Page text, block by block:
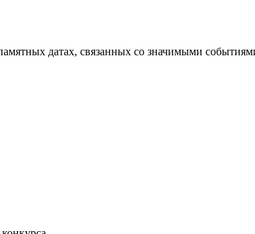
датах, связанных со значимыми